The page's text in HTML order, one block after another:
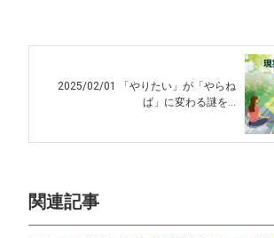
2025/02/01 「やりたい」が「やらね
ば」に変わる謎を...
関連記事